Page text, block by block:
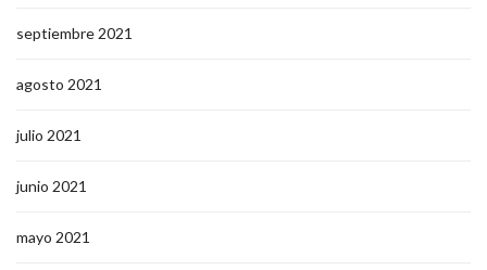
septiembre 2021
agosto 2021
julio 2021
junio 2021
mayo 2021